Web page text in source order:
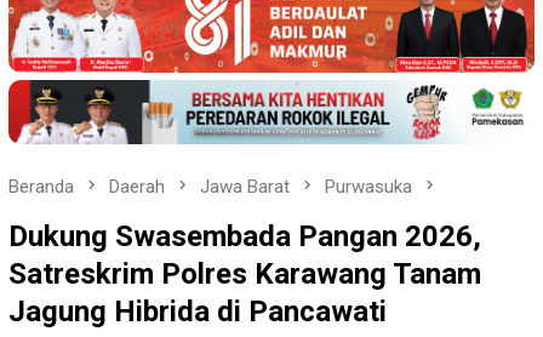
Beranda Daerah Jawa Barat Purwasuka
Dukung Swasembada Pangan 2026,
Satreskrim Polres Karawang Tanam
Jagung Hibrida di Pancawati